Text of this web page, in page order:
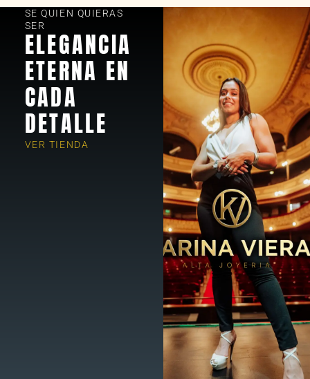
SE QUIEN QUIERAS
SER
ELEGANCIA
ETERNA EN
CADA
DETALLE
VER TIENDA